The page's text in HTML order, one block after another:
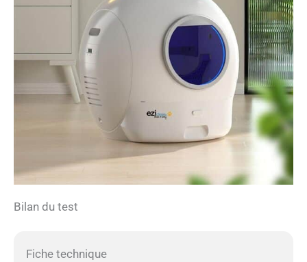
Bilan du test
Fiche technique